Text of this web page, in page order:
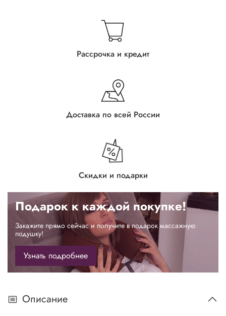
Рассрочка и кредит
Доставка по всей России
Скидки и подарки
Подарок к каждой покупке!
Закажите прямо сейчас и получите в подарок массажную
подушку!
Узнать подробнее
Описание